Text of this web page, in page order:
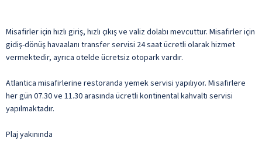
Misafirler için hızlı giriş, hızlı çıkış ve valiz dolabı mevcuttur. Misafirler için
gidiş-dönüş havaalanı transfer servisi 24 saat ücretli olarak hizmet
vermektedir, ayrıca otelde ücretsiz otopark vardır.
Atlantica misafirlerine restoranda yemek servisi yapılıyor. Misafirlere
her gün 07.30 ve 11.30 arasında ücretli kontinental kahvaltı servisi
yapılmaktadır.
Plaj yakınında